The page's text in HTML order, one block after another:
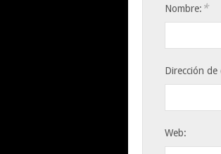
Nombre: *
Dirección
Web: